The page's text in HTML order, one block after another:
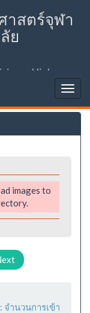
าสตร์จุฬา
ย
High
images to
ำนวนการเข้า